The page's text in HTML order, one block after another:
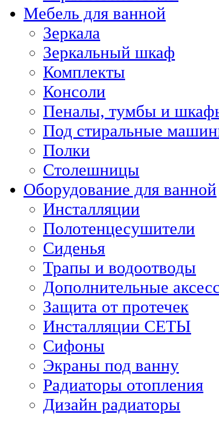
Мебель для ванной
Зеркала
Зеркальный шкаф
Комплекты
Консоли
Пеналы, тумбы и
Под стиральные
Полки
Столешницы
Оборудование для ванной
Инсталляции
Полотенцесушители
Сиденья
Трапы и водоотводы
Дополнительные
Защита от протечек
Инсталляции СЕТЫ
Сифоны
Экраны под ванну
Радиаторы отопления
Дизайн радиаторы